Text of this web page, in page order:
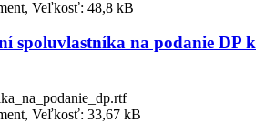
Veľkosť: 48,8 kB
spoluvlastníka na podanie DP k
Veľkosť: 33,67 kB